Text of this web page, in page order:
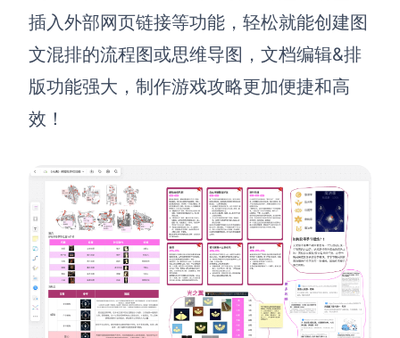
插入外部网页链接等功能，轻松就能创建图
文混排的流程图或思维导图，文档编辑&排
版功能强大，制作游戏攻略更加便捷和高
效！